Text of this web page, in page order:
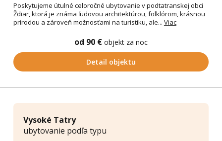
Poskytujeme útulné celoročné ubytovanie v podtatranskej obci
Ždiar, ktorá je známa ľudovou architektúrou, folklórom, krásnou
prírodou a zároveň možnosťami na turistiku, ale... Viac
od 90 € objekt za noc
Detail objektu
Vysoké Tatry
ubytovanie podľa typu